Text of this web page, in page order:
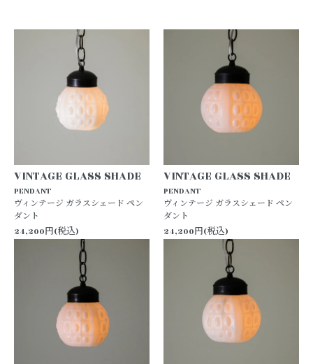
VINTAGE GLASS SHADE
PENDANT
ヴィンテージ ガラスシェード ペン
ダント
24,200円(税込)
VINTAGE GLASS SHADE
PENDANT
ヴィンテージ ガラスシェード ペン
ダント
24,200円(税込)